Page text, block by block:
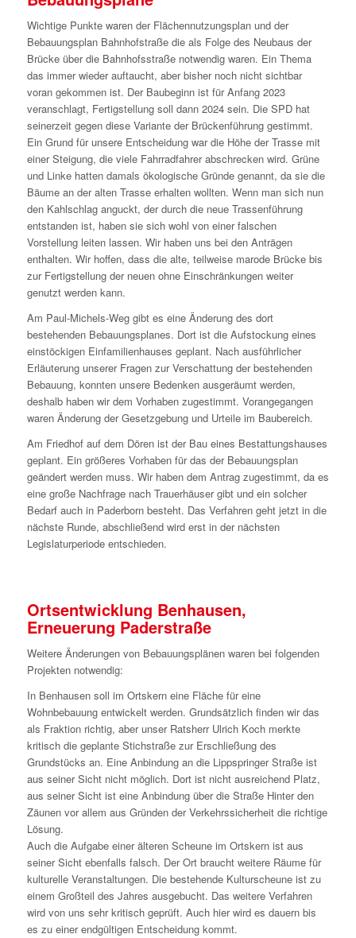
Wichtige Punkte waren der Flächennutzungsplan und der
Bebauungsplan Bahnhofstraße die als Folge des Neubaus der
Brücke über die Bahnhofsstraße notwendig waren. Ein Thema
das immer wieder auftaucht, aber bisher noch nicht sichtbar
voran gekommen ist. Der Baubeginn ist für Anfang 2023
veranschlagt, Fertigstellung soll dann 2024 sein. Die SPD hat
seinerzeit gegen diese Variante der Brückenführung gestimmt.
Ein Grund für unsere Entscheidung war die Höhe der Trasse mit
einer Steigung, die viele Fahrradfahrer abschrecken wird. Grüne
und Linke hatten damals ökologische Gründe genannt, da sie die
Bäume an der alten Trasse erhalten wollten. Wenn man sich nun
den Kahlschlag anguckt, der durch die neue Trassenführung
entstanden ist, haben sie sich wohl von einer falschen
Vorstellung leiten lassen. Wir haben uns bei den Anträgen
enthalten. Wir hoffen, dass die alte, teilweise marode Brücke bis
zur Fertigstellung der neuen ohne Einschränkungen weiter
genutzt werden kann.
Am Paul-Michels-Weg gibt es eine Änderung des dort
bestehenden Bebauungsplanes. Dort ist die Aufstockung eines
einstöckigen Einfamilienhauses geplant. Nach ausführlicher
Erläuterung unserer Fragen zur Verschattung der bestehenden
Bebauung, konnten unsere Bedenken ausgeräumt werden,
deshalb haben wir dem Vorhaben zugestimmt. Vorangegangen
waren Änderung der Gesetzgebung und Urteile im Baubereich.
Am Friedhof auf dem Dören ist der Bau eines Bestattungshauses
geplant. Ein größeres Vorhaben für das der Bebauungsplan
geändert werden muss. Wir haben dem Antrag zugestimmt, da es
eine große Nachfrage nach Trauerhäuser gibt und ein solcher
Bedarf auch in Paderborn besteht. Das Verfahren geht jetzt in die
nächste Runde, abschließend wird erst in der nächsten
Legislaturperiode entschieden.
Ortsentwicklung Benhausen,
Erneuerung Paderstraße
Weitere Änderungen von Bebauungsplänen waren bei folgenden
Projekten notwendig:
In Benhausen soll im Ortskern eine Fläche für eine
Wohnbebauung entwickelt werden. Grundsätzlich finden wir das
als Fraktion richtig, aber unser Ratsherr Ulrich Koch merkte
kritisch die geplante Stichstraße zur Erschließung des
Grundstücks an. Eine Anbindung an die Lippspringer Straße ist
aus seiner Sicht nicht möglich. Dort ist nicht ausreichend Platz,
aus seiner Sicht ist eine Anbindung über die Straße Hinter den
Zäunen vor allem aus Gründen der Verkehrssicherheit die richtige
Lösung.
Auch die Aufgabe einer älteren Scheune im Ortskern ist aus
seiner Sicht ebenfalls falsch. Der Ort braucht weitere Räume für
kulturelle Veranstaltungen. Die bestehende Kulturscheune ist zu
einem Großteil des Jahres ausgebucht. Das weitere Verfahren
wird von uns sehr kritisch geprüft. Auch hier wird es dauern bis
es zu einer endgültigen Entscheidung kommt.